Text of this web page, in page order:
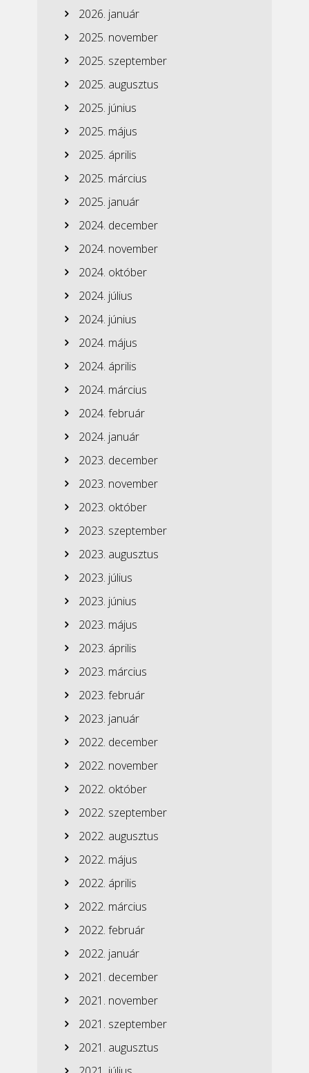
2026. január
2025. november
2025. szeptember
2025. augusztus
2025. június
2025. május
2025. április
2025. március
2025. január
2024. december
2024. november
2024. október
2024. július
2024. június
2024. május
2024. április
2024. március
2024. február
2024. január
2023. december
2023. november
2023. október
2023. szeptember
2023. augusztus
2023. július
2023. június
2023. május
2023. április
2023. március
2023. február
2023. január
2022. december
2022. november
2022. október
2022. szeptember
2022. augusztus
2022. május
2022. április
2022. március
2022. február
2022. január
2021. december
2021. november
2021. szeptember
2021. augusztus